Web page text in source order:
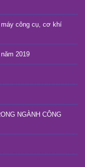
máy công cụ, cơ khí
2019
NGÀNH CÔNG